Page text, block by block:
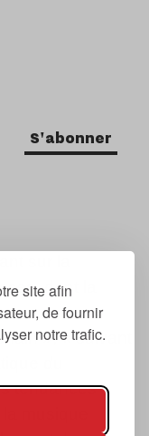
site afin
de fournir
notre trafic.
S'abonner
sur la
dont la
», « suivant
du
tendances
musique